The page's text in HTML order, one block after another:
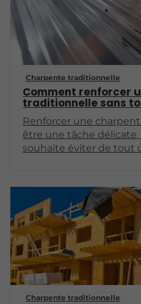
Charpente traditionnelle
Comment renforcer
traditionnelle sans
Renforcer une
être une tâche
souhaite éviter de tout
bâtiment, garantissant
l'esthétique. Cet article
différentes méthodes
charpente sans avoir à
préservant son intégrité
Charpente traditionnelle